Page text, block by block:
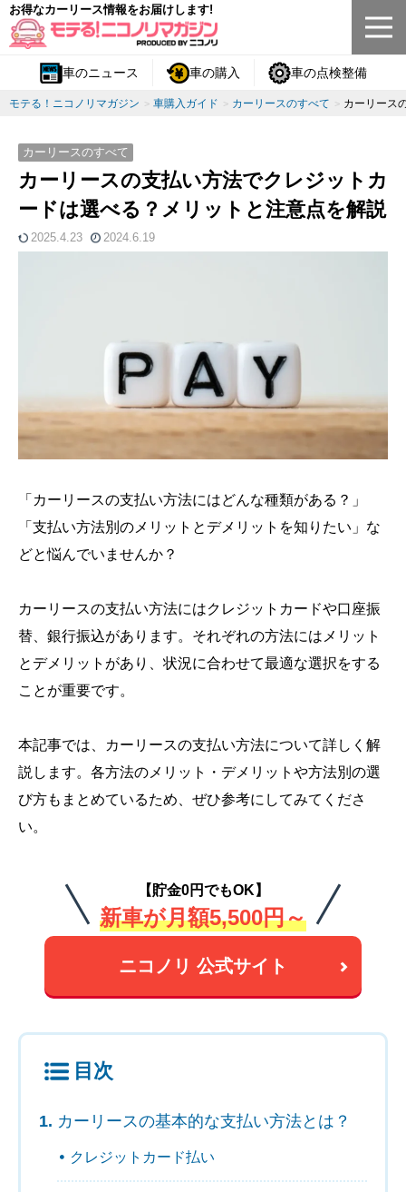
お得なカーリース情報をお届けします!
車のニュース 車の購入 車の点検整備
モテる！ニコノリマガジン 車購入ガイド カーリースのすべて カーリース
カーリースのすべて
カーリースの支払い方法でクレジットカ
ードは選べる？メリットと注意点を解説
2025.4.23 2024.6.19
「カーリースの支払い方法にはどんな種類がある？」
「支払い方法別のメリットとデメリットを知りたい」な
どと悩んでいませんか？
カーリースの支払い方法にはクレジットカードや口座振
替、銀行振込があります。それぞれの方法にはメリット
とデメリットがあり、状況に合わせて最適な選択をする
ことが重要です。
本記事では、カーリースの支払い方法について詳しく解
説します。各方法のメリット・デメリットや方法別の選
び方もまとめているため、ぜひ参考にしてみてくださ
い。
【貯金0円でもOK】
新車が月額5,500円～
ニコノリ 公式サイト
目次
カーリースの基本的な支払い方法とは？
クレジットカード払い